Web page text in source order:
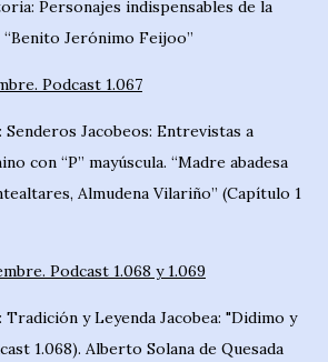
Personajes indispensables de la
Jerónimo Feijoo”
Podcast 1.067
Senderos Jacobeos: Entrevistas a
con “P” mayúscula. “Madre abadesa
Almudena Vilariño” (Capítulo 1
Podcast 1.068 y 1.069
Tradición y Leyenda Jacobea: "Didimo y
1.068). Alberto Solana de Quesada